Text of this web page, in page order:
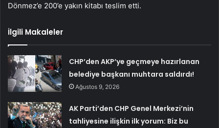
Dönmez’e 200’e yakın kitabı teslim etti.
İlgili Makaleler
CHP’den AKP’ye geçmeye hazırlanan
belediye başkanı muhtara saldırdı!
Ağustos 9, 2026
AK Parti’den CHP Genel Merkezi’nin
tahliyesine ilişkin ilk yorum: Biz bu